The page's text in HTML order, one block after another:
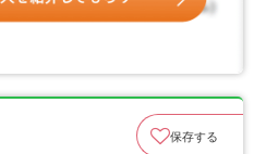
保存する